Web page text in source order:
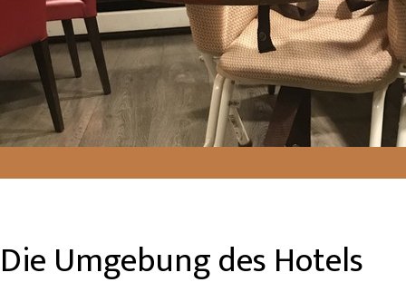
Die Umgebung des Hotels